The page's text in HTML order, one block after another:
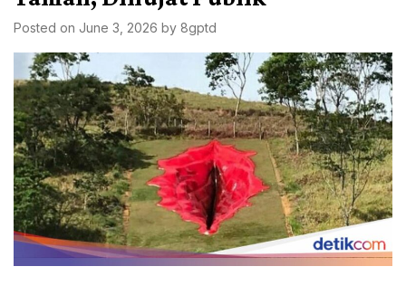
Posted on June 3, 2026 by 8gptd